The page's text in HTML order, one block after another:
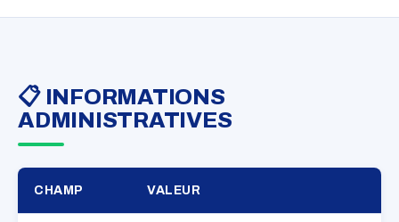
📋 INFORMATIONS
ADMINISTRATIVES
CHAMP VALEUR